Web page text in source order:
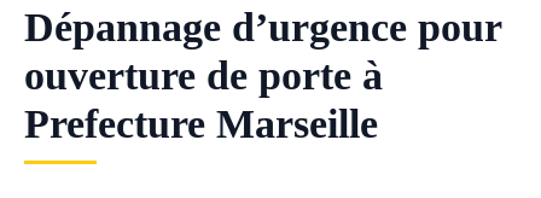
Dépannage d’urgence pour
ouverture de porte à
Prefecture Marseille